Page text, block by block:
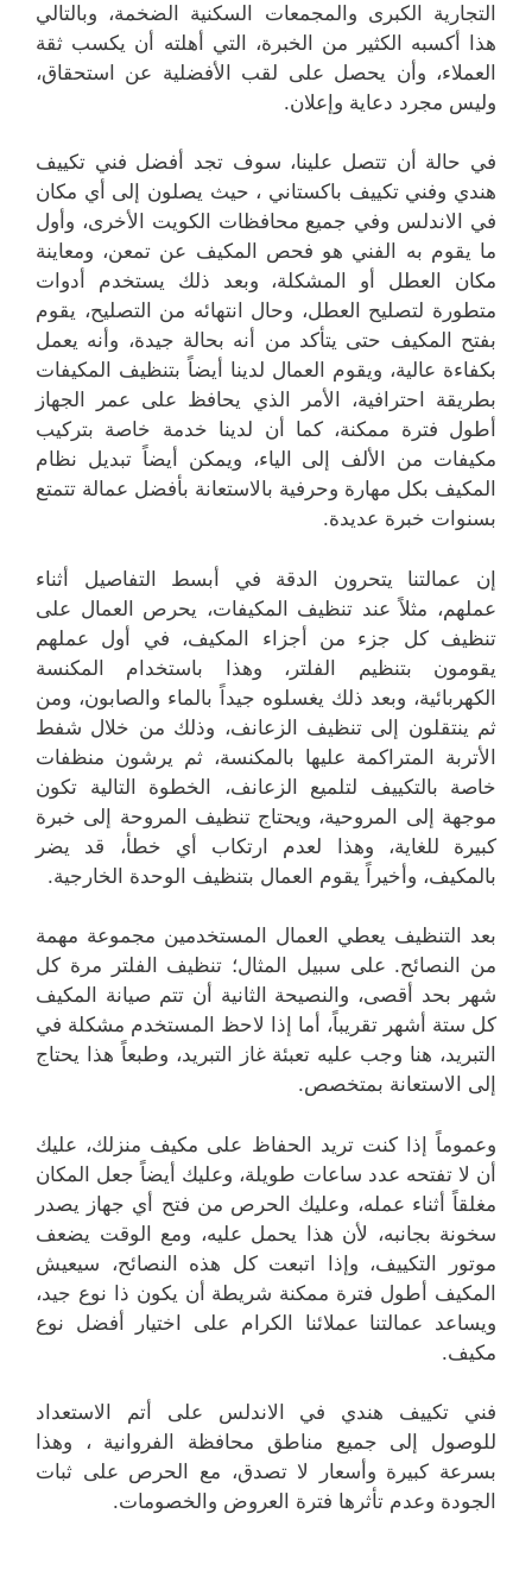
التجارية الكبرى والمجمعات السكنية الضخمة، وبالتالي
هذا أكسبه الكثير من الخبرة، التي أهلته أن يكسب ثقة
العملاء، وأن يحصل على لقب الأفضلية عن استحقاق،
وليس مجرد دعاية وإعلان.
في حالة أن تتصل علينا، سوف تجد أفضل فني تكييف
هندي وفني تكييف باكستاني ، حيث يصلون إلى أي مكان
في الاندلس وفي جميع محافظات الكويت الأخرى، وأول
ما يقوم به الفني هو فحص المكيف عن تمعن، ومعاينة
مكان العطل أو المشكلة، وبعد ذلك يستخدم أدوات
متطورة لتصليح العطل، وحال انتهائه من التصليح، يقوم
بفتح المكيف حتى يتأكد من أنه بحالة جيدة، وأنه يعمل
بكفاءة عالية، ويقوم العمال لدينا أيضاً بتنظيف المكيفات
بطريقة احترافية، الأمر الذي يحافظ على عمر الجهاز
أطول فترة ممكنة، كما أن لدينا خدمة خاصة بتركيب
مكيفات من الألف إلى الياء، ويمكن أيضاً تبديل نظام
المكيف بكل مهارة وحرفية بالاستعانة بأفضل عمالة تتمتع
بسنوات خبرة عديدة.
إن عمالتنا يتحرون الدقة في أبسط التفاصيل أثناء
عملهم، مثلاً عند تنظيف المكيفات، يحرص العمال على
تنظيف كل جزء من أجزاء المكيف، في أول عملهم
يقومون بتنظيم الفلتر، وهذا باستخدام المكنسة
الكهربائية، وبعد ذلك يغسلوه جيداً بالماء والصابون، ومن
ثم ينتقلون إلى تنظيف الزعانف، وذلك من خلال شفط
الأتربة المتراكمة عليها بالمكنسة، ثم يرشون منظفات
خاصة بالتكييف لتلميع الزعانف، الخطوة التالية تكون
موجهة إلى المروحية، ويحتاج تنظيف المروحة إلى خبرة
كبيرة للغاية، وهذا لعدم ارتكاب أي خطأ، قد يضر
بالمكيف، وأخيراً يقوم العمال بتنظيف الوحدة الخارجية.
بعد التنظيف يعطي العمال المستخدمين مجموعة مهمة
من النصائح. على سبيل المثال؛ تنظيف الفلتر مرة كل
شهر بحد أقصى، والنصيحة الثانية أن تتم صيانة المكيف
كل ستة أشهر تقريباً، أما إذا لاحظ المستخدم مشكلة في
التبريد، هنا وجب عليه تعبئة غاز التبريد، وطبعاً هذا يحتاج
إلى الاستعانة بمتخصص.
وعموماً إذا كنت تريد الحفاظ على مكيف منزلك، عليك
أن لا تفتحه عدد ساعات طويلة، وعليك أيضاً جعل المكان
مغلقاً أثناء عمله، وعليك الحرص من فتح أي جهاز يصدر
سخونة بجانبه، لأن هذا يحمل عليه، ومع الوقت يضعف
موتور التكييف، وإذا اتبعت كل هذه النصائح، سيعيش
المكيف أطول فترة ممكنة شريطة أن يكون ذا نوع جيد،
ويساعد عمالتنا عملائنا الكرام على اختيار أفضل نوع
مكيف.
فني تكييف هندي في الاندلس على أتم الاستعداد
للوصول إلى جميع مناطق محافظة الفروانية ، وهذا
بسرعة كبيرة وأسعار لا تصدق، مع الحرص على ثبات
الجودة وعدم تأثرها فترة العروض والخصومات.